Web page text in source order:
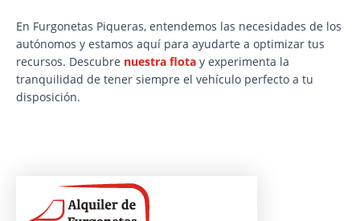
En Furgonetas Piqueras, entendemos las necesidades de los
autónomos y estamos aquí para ayudarte a optimizar tus
recursos. Descubre nuestra flota y experimenta la
tranquilidad de tener siempre el vehículo perfecto a tu
disposición.